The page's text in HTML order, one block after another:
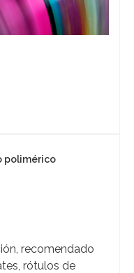
polimérico
recomendado
rótulos de